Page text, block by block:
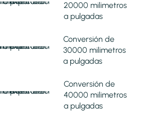
20000 milimetros
a pulgadas
Conversión de
30000 milimetros
a pulgadas
Conversión de
40000 milimetros
a pulgadas